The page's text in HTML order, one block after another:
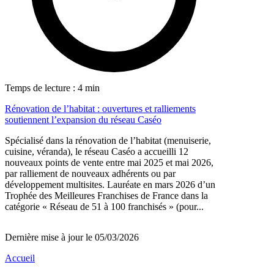
Temps de lecture : 4 min
Rénovation de l’habitat : ouvertures et ralliements
soutiennent l’expansion du réseau Caséo
Spécialisé dans la rénovation de l’habitat (menuiserie,
cuisine, véranda), le réseau Caséo a accueilli 12
nouveaux points de vente entre mai 2025 et mai 2026,
par ralliement de nouveaux adhérents ou par
développement multisites. Lauréate en mars 2026 d’un
Trophée des Meilleures Franchises de France dans la
catégorie « Réseau de 51 à 100 franchisés » (pour...
Dernière mise à jour le 05/03/2026
Accueil